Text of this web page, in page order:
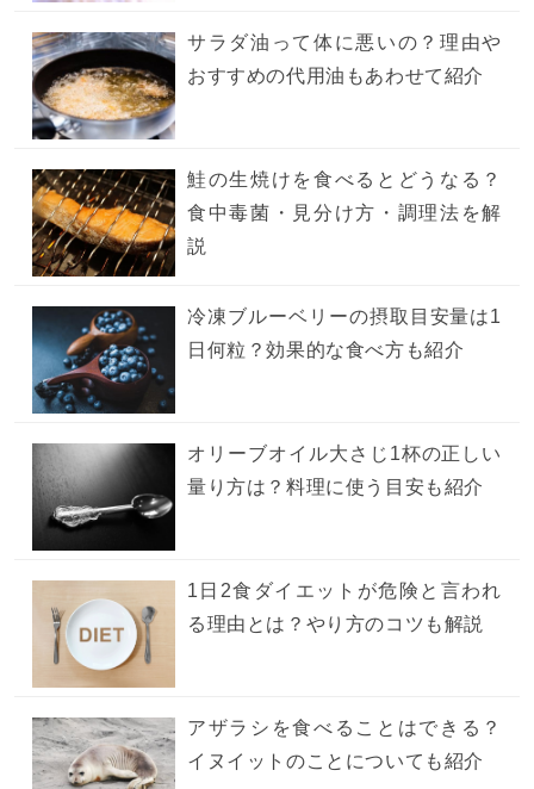
サラダ油って体に悪いの？理由や
おすすめの代用油もあわせて紹介
鮭の生焼けを食べるとどうなる？
食中毒菌・見分け方・調理法を解
説
冷凍ブルーベリーの摂取目安量は1
日何粒？効果的な食べ方も紹介
オリーブオイル大さじ1杯の正しい
量り方は？料理に使う目安も紹介
1日2食ダイエットが危険と言われ
る理由とは？やり方のコツも解説
アザラシを食べることはできる？
イヌイットのことについても紹介